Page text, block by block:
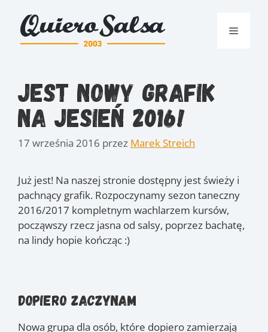
treści
Menu
Jest nowy grafik
na jesień 2016!
17 września 2016 przez Marek Streich
Już jest! Na naszej stronie dostępny jest świeży i
pachnący grafik. Rozpoczynamy sezon taneczny
2016/2017 kompletnym wachlarzem kursów,
począwszy rzecz jasna od salsy, poprzez bachatę,
na lindy hopie kończąc :)
Dopiero zaczynam
Nowa grupa dla osób, które dopiero zamierzają